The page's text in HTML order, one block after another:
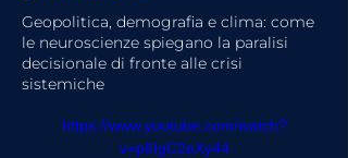
Geopolitica, demografia e clima: come
le neuroscienze spiegano la paralisi
decisionale di fronte alle crisi
sistemiche
https://www.youtube.com/watch?
v=p6IgC2eXy44